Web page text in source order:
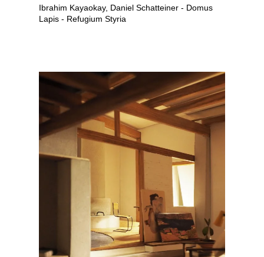
Ibrahim Kayaokay, Daniel Schatteiner - Domus
Lapis - Refugium Styria